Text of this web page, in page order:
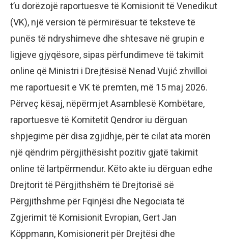
t’u dorëzojë raportuesve të Komisionit të Venedikut
(VK), një version të përmirësuar të teksteve të
punës të ndryshimeve dhe shtesave në grupin e
ligjeve gjyqësore, sipas përfundimeve të takimit
online që Ministri i Drejtësisë Nenad Vujić zhvilloi
me raportuesit e VK të premten, më 15 maj 2026.
Përveç kësaj, nëpërmjet Asamblesë Kombëtare,
raportuesve të Komitetit Qendror iu dërguan
shpjegime për disa zgjidhje, për të cilat ata morën
një qëndrim përgjithësisht pozitiv gjatë takimit
online të lartpërmendur. Këto akte iu dërguan edhe
Drejtorit të Përgjithshëm të Drejtorisë së
Përgjithshme për Fqinjësi dhe Negociata të
Zgjerimit të Komisionit Evropian, Gert Jan
Köppmann, Komisionerit për Drejtësi dhe